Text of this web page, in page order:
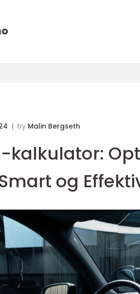
by Malin Bergseth
kalkulator:
og